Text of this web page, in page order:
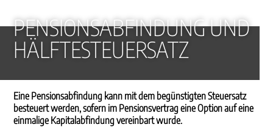
PENSIONSABFINDUNG UND
HÄLFTESTEUERSATZ
Eine Pensionsabfindung kann mit dem begünstigten Steuersatz
besteuert werden, sofern im Pensionsvertrag eine Option auf eine
einmalige Kapitalabfindung vereinbart wurde.